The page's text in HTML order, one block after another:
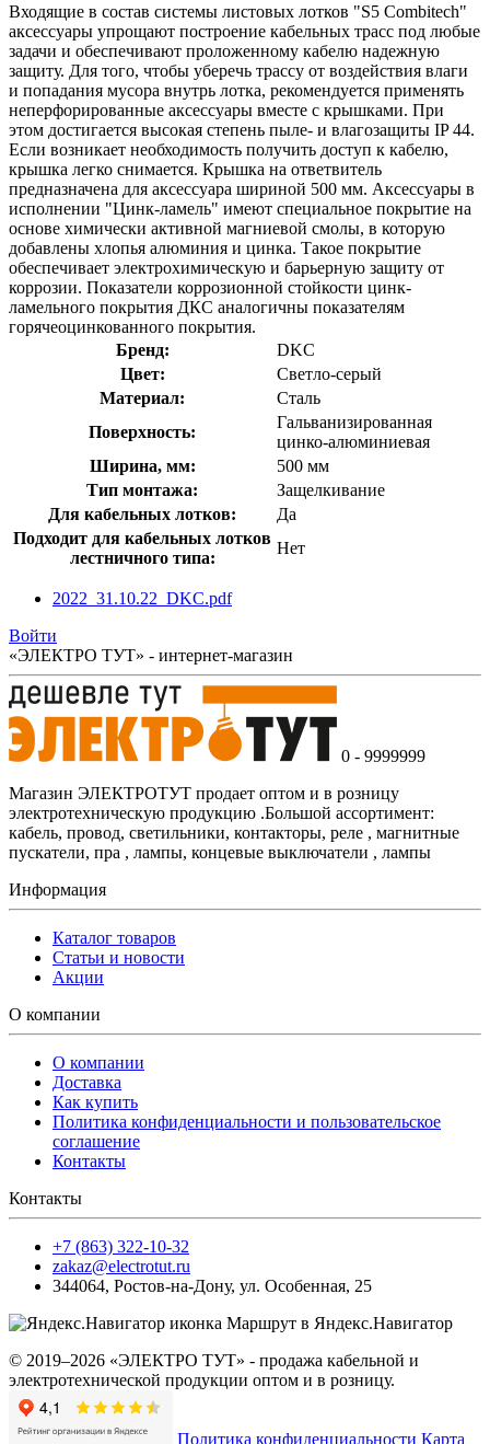
Входящие в состав системы листовых лотков "S5 Combitech"
аксессуары упрощают построение кабельных трасс под любые
задачи и обеспечивают проложенному кабелю надежную
защиту. Для того, чтобы уберечь трассу от воздействия влаги
и попадания мусора внутрь лотка, рекомендуется применять
неперфорированные аксессуары вместе с крышками. При
этом достигается высокая степень пыле- и влагозащиты IP 44.
Если возникает необходимость получить доступ к кабелю,
крышка легко снимается. Крышка на ответвитель
предназначена для аксессуара шириной 500 мм. Аксессуары в
исполнении "Цинк-ламель" имеют специальное покрытие на
основе химически активной магниевой смолы, в которую
добавлены хлопья алюминия и цинка. Такое покрытие
обеспечивает электрохимическую и барьерную защиту от
коррозии. Показатели коррозионной стойкости цинк-
ламельного покрытия ДКС аналогичны показателям
горячеоцинкованного покрытия.
Бренд:
DKC
Цвет:
Светло-серый
Материал:
Сталь
Поверхность:
Гальванизированная
цинко-алюминиевая
Ширина, мм:
500 мм
Тип монтажа:
Защелкивание
Для кабельных лотков:
Да
Подходит для кабельных лотков
лестничного типа:
Нет
2022_31.10.22_DKC.pdf
Войти
«ЭЛЕКТРО ТУТ» - интернет-магазин
0 - 9999999
Магазин ЭЛЕКТРОТУТ продает оптом и в розницу
электротехническую продукцию .Большой ассортимент:
кабель, провод, светильники, контакторы, реле , магнитные
пускатели, пра , лампы, концевые выключатели , лампы
Информация
Каталог товаров
Статьи и новости
Акции
О компании
О компании
Доставка
Как купить
Политика конфиденциальности и пользовательское
соглашение
Контакты
Контакты
+7 (863) 322-10-32
zakaz@electrotut.ru
344064, Ростов-на-Дону, ул. Особенная, 25
Маршрут в Яндекс.Навигатор
© 2019–2026 «ЭЛЕКТРО ТУТ» - продажа кабельной и
электротехнической продукции оптом и в розницу.
Политика конфиденциальности Карта